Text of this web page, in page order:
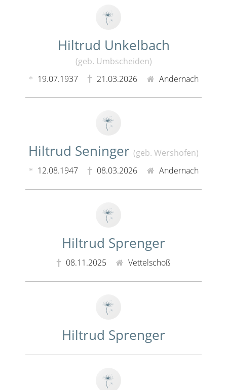
Hiltrud Unkelbach
(geb. Umbscheiden)
19.07.1937
21.03.2026 Andernach
Hiltrud Seninger (geb. Wershofen)
12.08.1947
08.03.2026 Andernach
Hiltrud Sprenger
08.11.2025 Vettelschoß
Hiltrud Sprenger